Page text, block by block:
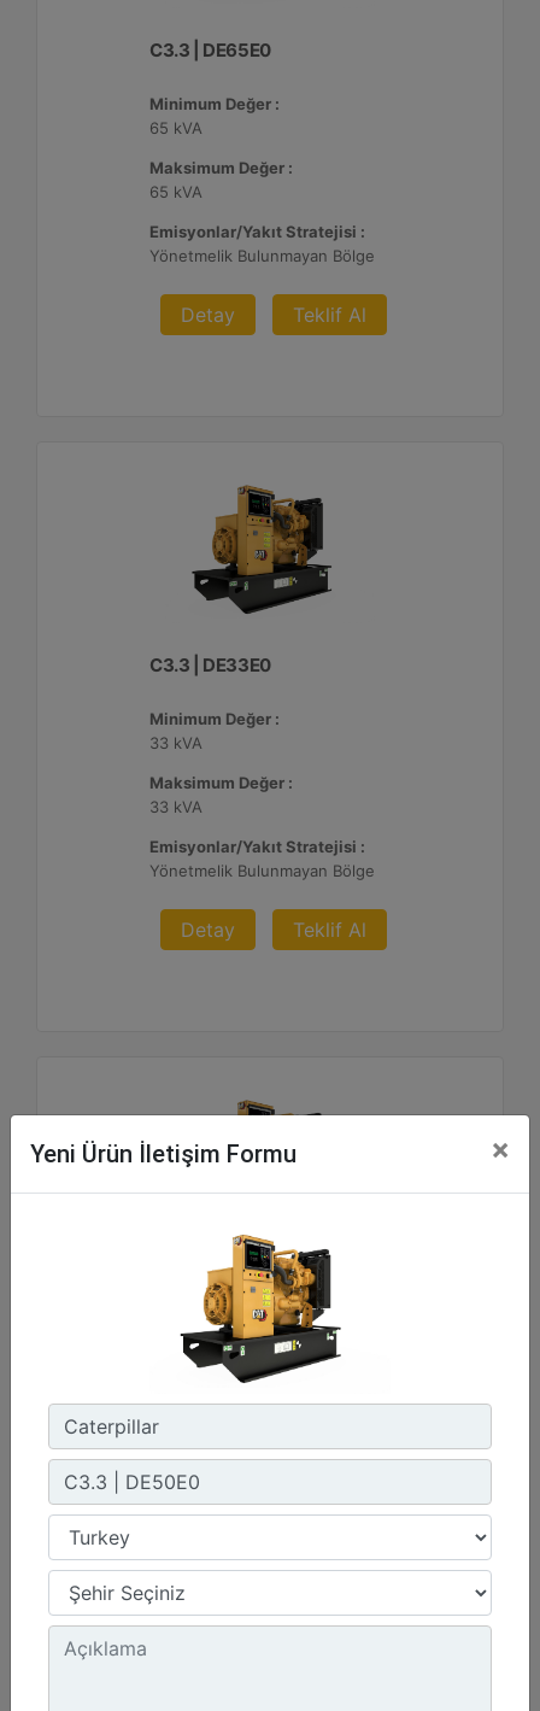
C3.3 | DE65E0
Minimum Değer :
65 kVA
Maksimum Değer :
65 kVA
Emisyonlar/Yakıt Stratejisi :
Yönetmelik Bulunmayan Bölge
Detay Teklif Al
C3.3 | DE33E0
Minimum Değer :
33 kVA
Maksimum Değer :
33 kVA
Emisyonlar/Yakıt Stratejisi :
Yönetmelik Bulunmayan Bölge
Detay Teklif Al
C3.3 | DE50E0
Minimum Değer :
50,0 kVA
50,0 kVA
Emisyonlar/Yakıt Stratejisi :
Yönetmelik Bulunmayan Bölge
Yeni Ürün İletişim Formu ×